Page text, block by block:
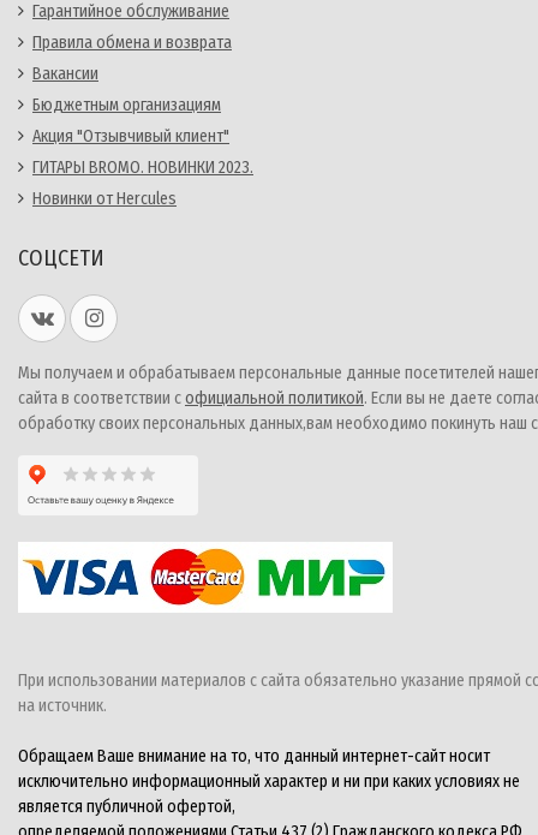
Гарантийное обслуживание
Правила обмена и возврата
Вакансии
Бюджетным организациям
Акция "Отзывчивый клиент"
ГИТАРЫ BROMO. НОВИНКИ 2023.
Новинки от Hercules
СОЦСЕТИ
Мы получаем и обрабатываем персональные данные посетителей
сайта в соответствии софициальной политикой. Если вы не даете
обработку своих персональных данных,вам необходимо покинуть наш
При использовании материалов с сайта обязательно указание прямой
на источник.
Обращаем Ваше внимание на то, что данный интернет-сайт носит
исключительно информационный характер и ни при каких условиях не
является публичной офертой,